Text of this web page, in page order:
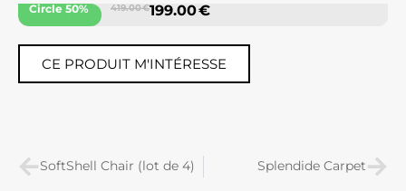
Circle 50% 419.00 €199.00 €
CE PRODUIT M'INTÉRESSE
SoftShell Chair (lot de 4) Splendide Carpet